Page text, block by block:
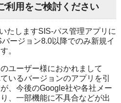
用をご検討ください
たしますSIS-パス管理アプリに
ージョン8.0以降でのみ新規イ
。
ユーザー様におかれまして
いるバージョンのアプリを引
、今後のGoogle社や各社メー
、一部機能に不具合などが出